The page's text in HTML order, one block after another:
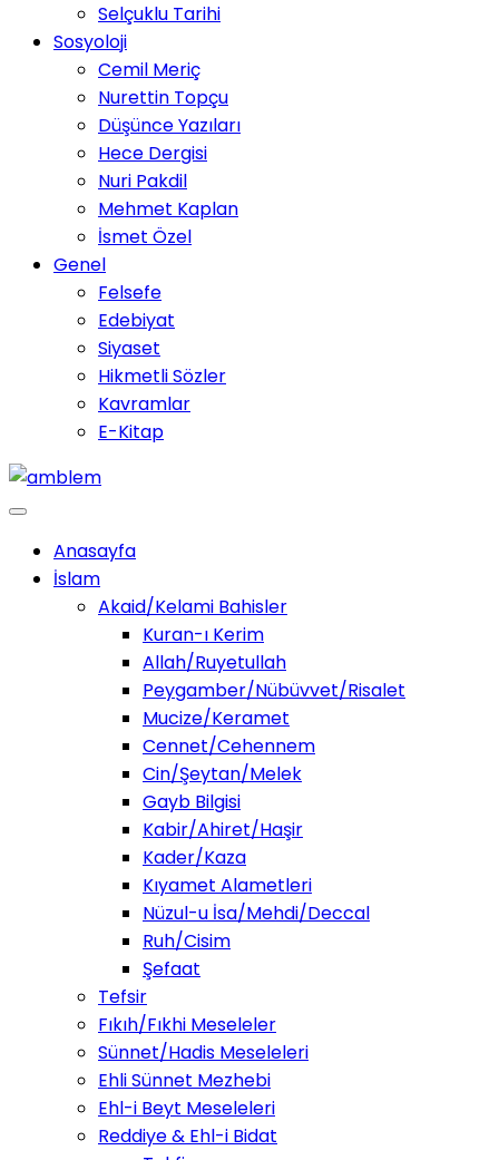
Selçuklu Tarihi
Sosyoloji
Cemil Meriç
Nurettin Topçu
Düşünce Yazıları
Hece Dergisi
Nuri Pakdil
Mehmet Kaplan
İsmet Özel
Genel
Felsefe
Edebiyat
Siyaset
Hikmetli Sözler
Kavramlar
E-Kitap
Anasayfa
İslam
Akaid/Kelami Bahisler
Kuran-ı Kerim
Allah/Ruyetullah
Peygamber/Nübüvvet/Risalet
Mucize/Keramet
Cennet/Cehennem
Cin/Şeytan/Melek
Gayb Bilgisi
Kabir/Ahiret/Haşir
Kader/Kaza
Kıyamet Alametleri
Nüzul-u İsa/Mehdi/Deccal
Ruh/Cisim
Şefaat
Tefsir
Fıkıh/Fıkhi Meseleler
Sünnet/Hadis Meseleleri
Ehli Sünnet Mezhebi
Ehl-i Beyt Meseleleri
Reddiye & Ehl-i Bidat